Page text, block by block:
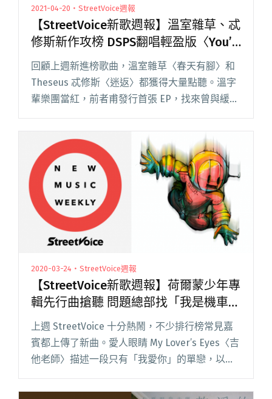
2021-04-20・StreetVoice週報
【StreetVoice新歌週報】溫室雜草、忒
修斯新作攻榜 DSPS翻唱輕盈版〈You’ll
See〉
回顧上週新進榜歌曲，溫室雜草〈春天有腳〉和
Theseus 忒修斯〈迷返〉都獲得大量點聽。溫字
輩樂團當紅，前者甫發行首張 EP，找來曾與緩
緩、廢埕樂團合作的湯瑪士、 Everydaze 王宥盛
共同製作；後者發布 2021 年第二支作品，維持閱
讀全文 "【StreetVoice新歌週報】溫室雜草、忒
修斯新作攻榜 DSPS翻唱輕盈版〈You’ll See〉"
2020-03-24・StreetVoice週報
【StreetVoice新歌週報】荷爾蒙少年專
輯先行曲搶聽 問題總部找「我是機車少
女」凌元耕共唱
上週 StreetVoice 十分熱鬧，不少排行榜常見嘉
賓都上傳了新曲。愛人眼睛 My Lover’s Eyes〈吉
他老師〉描述一段只有「我愛你」的單戀，以灰
暗的下行音開場，一段弦樂間奏像是易受對方牽
動的心境。荷爾蒙少年 Hormone B閱讀全文